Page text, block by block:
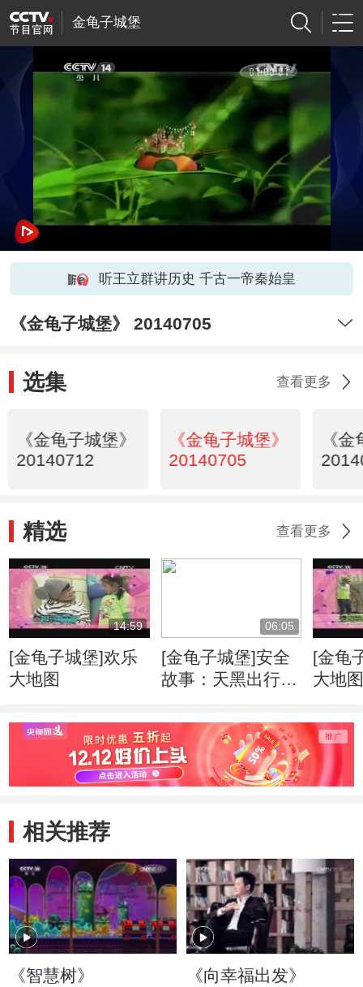
金龟子城堡
听王立群讲历史 千古一帝秦始皇
《金龟子城堡》 20140705
选集 查看更多
《金龟子城堡》
20140712
《金龟子城堡》
20140705
《
精选 查看更多
14:59
[金龟子城堡]欢乐
大地图
06:05
[金龟子城堡]安全
故事：天黑出行可
[金龟
大地图
相关推荐
《智慧树》
《向幸福出发》